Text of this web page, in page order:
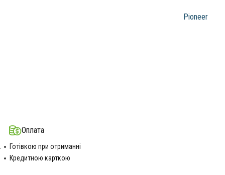
Pioneer
Оплата
Готівкою при отриманні
Кредитною карткою